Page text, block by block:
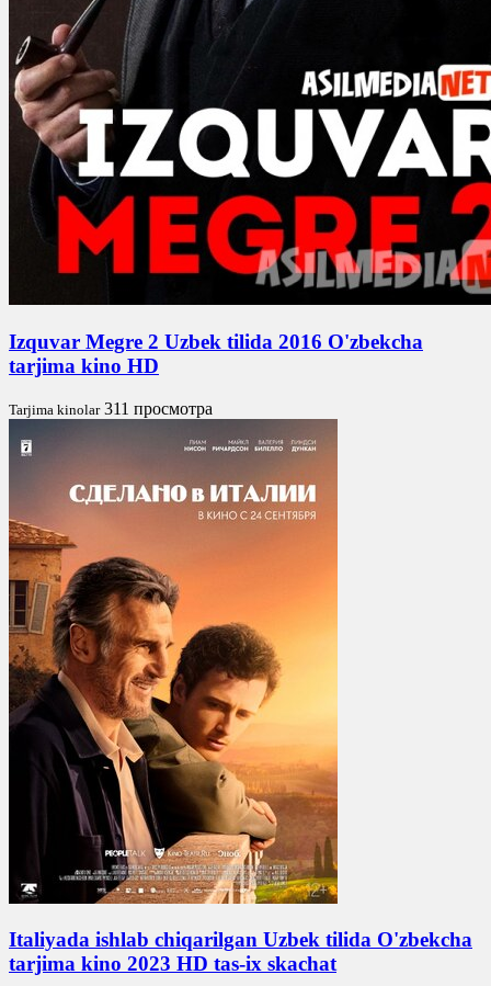
Izquvar Megre 2 Uzbek tilida 2016 O'zbekcha
tarjima kino HD
Tarjima kinolar 311 просмотра
Italiyada ishlab chiqarilgan Uzbek tilida O'zbekcha
tarjima kino 2023 HD tas-ix skachat